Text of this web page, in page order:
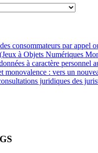
consommateurs par appel
à Objets Numériques
à caractère
monovalence : vers un
juridiques des